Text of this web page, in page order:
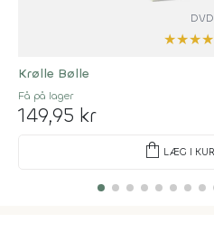
DVD
★★★★
Krølle Bølle
Få på lager
149,95 kr
shopping_bag LÆG I